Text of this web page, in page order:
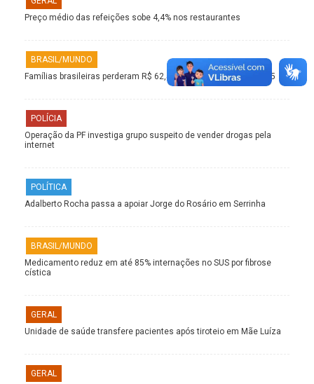
Preço médio das refeições sobe 4,4% nos restaurantes
BRASIL/MUNDO
Famílias brasileiras perderam R$ 62,5 bilhões para bets em 2025
POLÍCIA
Operação da PF investiga grupo suspeito de vender drogas pela
internet
POLÍTICA
Adalberto Rocha passa a apoiar Jorge do Rosário em Serrinha
BRASIL/MUNDO
Medicamento reduz em até 85% internações no SUS por fibrose
cística
GERAL
Unidade de saúde transfere pacientes após tiroteio em Mãe Luíza
GERAL